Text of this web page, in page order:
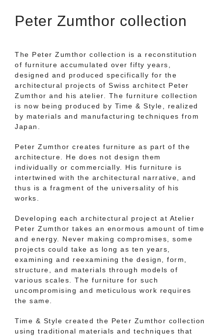
Peter Zumthor collection
The Peter Zumthor collection is a reconstitution
of furniture accumulated over fifty years,
designed and produced specifically for the
architectural projects of Swiss architect Peter
Zumthor and his atelier. The furniture collection
is now being produced by Time & Style, realized
by materials and manufacturing techniques from
Japan.
Peter Zumthor creates furniture as part of the
architecture. He does not design them
individually or commercially. His furniture is
intertwined with the architectural narrative, and
thus is a fragment of the universality of his
works.
Developing each architectural project at Atelier
Peter Zumthor takes an enormous amount of time
and energy. Never making compromises, some
projects could take as long as ten years,
examining and reexamining the design, form,
structure, and materials through models of
various scales. The furniture for such
uncompromising and meticulous work requires
the same.
Time & Style created the Peter Zumthor collection
using traditional materials and techniques that